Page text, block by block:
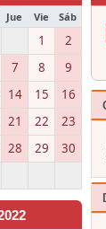
Jue Vie Sáb
1
2
7 8
9
14 15
16
21 22
23
28 29
30